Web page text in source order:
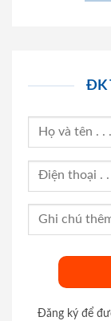
ĐK
Đăng ký để